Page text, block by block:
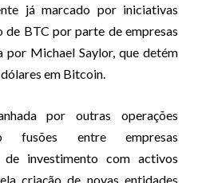
já marcado por iniciativas
de BTC por parte de empresas
por Michael Saylor, que detém
em Bitcoin.
por outras operações
fusões entre empresas
investimento com activos
criação de novas entidades